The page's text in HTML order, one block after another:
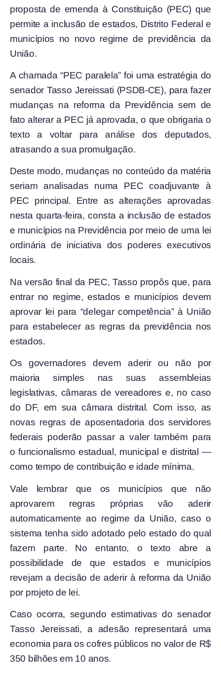
proposta de emenda à Constituição (PEC) que
permite a inclusão de estados, Distrito Federal e
municípios no novo regime de previdência da
União.
A chamada “PEC paralela” foi uma estratégia do
senador Tasso Jereissati (PSDB-CE), para fazer
mudanças na reforma da Previdência sem de
fato alterar a PEC já aprovada, o que obrigaria o
texto a voltar para análise dos deputados,
atrasando a sua promulgação.
Deste modo, mudanças no conteúdo da matéria
seriam analisadas numa PEC coadjuvante à
PEC principal. Entre as alterações aprovadas
nesta quarta-feira, consta a inclusão de estados
e municípios na Previdência por meio de uma lei
ordinária de iniciativa dos poderes executivos
locais.
Na versão final da PEC, Tasso propôs que, para
entrar no regime, estados e municípios devem
aprovar lei para “delegar competência” à União
para estabelecer as regras da previdência nos
estados.
Os governadores devem aderir ou não por
maioria simples nas suas assembleias
legislativas, câmaras de vereadores e, no caso
do DF, em sua câmara distrital. Com isso, as
novas regras de aposentadoria dos servidores
federais poderão passar a valer também para
o funcionalismo estadual, municipal e distrital —
como tempo de contribuição e idade mínima.
Vale lembrar que os municípios que não
aprovarem regras próprias vão aderir
automaticamente ao regime da União, caso o
sistema tenha sido adotado pelo estado do qual
fazem parte. No entanto, o texto abre a
possibilidade de que estados e municípios
revejam a decisão de aderir à reforma da União
por projeto de lei.
Caso ocorra, segundo estimativas do senador
Tasso Jereissati, a adesão representará uma
economia para os cofres públicos no valor de R$
350 bilhões em 10 anos.